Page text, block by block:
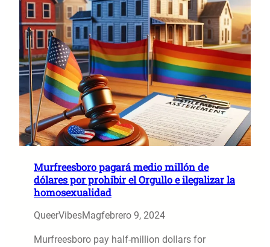
Murfreesboro pagará medio millón de
dólares por prohibir el Orgullo e ilegalizar la
homosexualidad
QueerVibesMagfebrero 9, 2024
Murfreesboro pay half-million dollars for